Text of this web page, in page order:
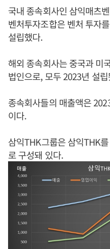
국내 종속회사인 삼익매츠
벤처투자조합은 벤처 투자
설립했다.
해외 종속회사는 중국과 미
법인으로, 모두 2023년 설
종속회사들의 매출액은
이다.
삼익THK그룹은 삼익THK
로 구성돼 있다.